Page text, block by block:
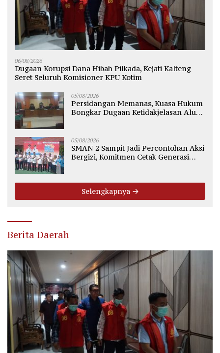
06/08/2026
Dugaan Korupsi Dana Hibah Pilkada, Kejati Kalteng
Seret Seluruh Komisioner KPU Kotim
05/08/2026
Persidangan Memanas, Kuasa Hukum
Bongkar Dugaan Ketidakjelasan Alur
05/08/2026
SMAN 2 Sampit Jadi Percontohan Aksi
Bergizi, Komitmen Cetak Generasi
Selengkapnya
Berita Daerah